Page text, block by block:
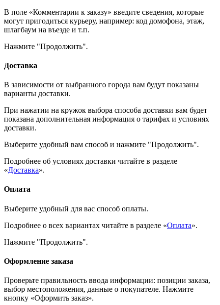
В поле «Комментарии к заказу» введите сведения, которые
могут пригодиться курьеру, например: код домофона, этаж,
шлагбаум на въезде и т.п.
Нажмите "Продолжить".
Доставка
В зависимости от выбранного города вам будут показаны
варианты доставки.
При нажатии на кружок выбора способа доставки вам будет
показана дополнительная информация о тарифах и условиях
доставки.
Выберите удобный вам способ и нажмите "Продолжить".
Подробнее об условиях доставки читайте в разделе
«Доставка».
Оплата
Выберите удобный для вас способ оплаты.
Подробнее о всех вариантах читайте в разделе «Оплата».
Нажмите "Продолжить".
Оформление заказа
Проверьте правильность ввода информации: позиции заказа,
выбор местоположения, данные о покупателе. Нажмите
кнопку «Оформить заказ».